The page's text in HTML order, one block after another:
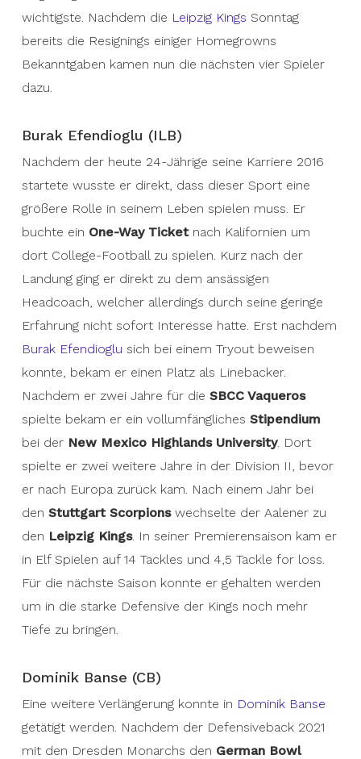
wichtigste. Nachdem die Leipzig Kings Sonntag
bereits die Resignings einiger Homegrowns
Bekanntgaben kamen nun die nächsten vier Spieler
dazu.
Burak Efendioglu (ILB)
Nachdem der heute 24-Jährige seine Karriere 2016
startete wusste er direkt, dass dieser Sport eine
größere Rolle in seinem Leben spielen muss. Er
buchte ein One-Way Ticketnach Kalifornien um
dort College-Football zu spielen. Kurz nach der
Landung ging er direkt zu dem ansässigen
Headcoach, welcher allerdings durch seine geringe
Erfahrung nicht sofort Interesse hatte. Erst nachdem
Burak Efendioglu sich bei einem Tryout beweisen
konnte, bekam er einen Platz als Linebacker.
Nachdem er zwei Jahre für die SBCC Vaqueros
spielte bekam er ein vollumfängliches Stipendium
bei der New Mexico Highlands University. Dort
spielte er zwei weitere Jahre in der Division II, bevor
er nach Europa zurück kam. Nach einem Jahr bei
den Stuttgart Scorpionswechselte der Aalener zu
den Leipzig Kings. In seiner Premierensaison kam er
in Elf Spielen auf 14 Tackles und 4,5 Tackle for loss.
Für die nächste Saison konnte er gehalten werden
um in die starke Defensive der Kings noch mehr
Tiefe zu bringen.
Dominik Banse (CB)
Eine weitere Verlängerung konnte in Dominik Banse
getätigt werden. Nachdem der Defensiveback 2021
mit den Dresden Monarchs den German Bowl